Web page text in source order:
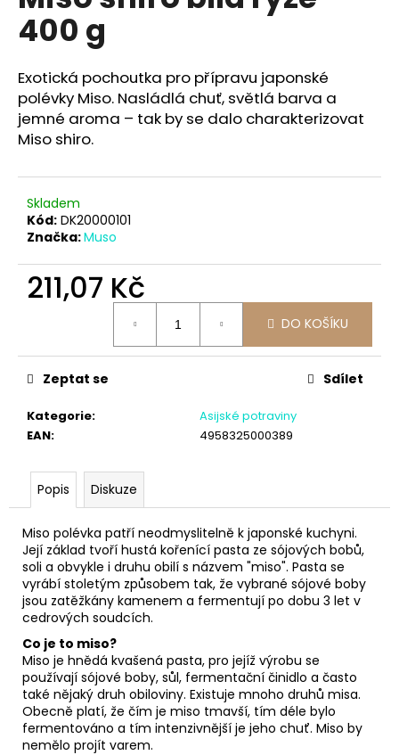
0,0
z
hvězdiček.
400 g
Exotická pochoutka pro přípravu japonské
polévky Miso. Nasládlá chuť, světlá barva a
jemné aroma – tak by se dalo charakterizovat
Miso shiro.
Skladem
Kód: DK20000101
Značka:Muso
211,07 Kč
DO KOŠÍKU
Kategorie:
Asijské potraviny
EAN: 4958325000389
Zeptat se Sdílet
Popis Diskuze
Miso polévka patří neodmyslitelně k japonské kuchyni.
Její základ tvoří hustá kořenící pasta ze sójových bobů,
soli a obvykle i druhu obilí s názvem "miso". Pasta se
vyrábí stoletým způsobem tak, že vybrané sójové boby
jsou zatěžkány kamenem a fermentují po dobu 3 let v
cedrových soudcích.
Co je to miso?
Miso je hnědá kvašená pasta, pro jejíž výrobu se
používají sójové boby, sůl, fermentační činidlo a často
také nějaký druh obiloviny. Existuje mnoho druhů misa.
Obecně platí, že čím je miso tmavší, tím déle bylo
fermentováno a tím intenzivnější je jeho chuť. Miso by
nemělo projít varem.
a
j
í
t
?
D
o
r
u
u
m